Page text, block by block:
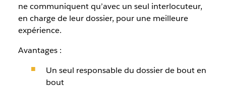
ne communiquent qu’avec un seul interlocuteur,
en charge de leur dossier, pour une meilleure
expérience.
Avantages :
Un seul responsable du dossier de bout en
bout